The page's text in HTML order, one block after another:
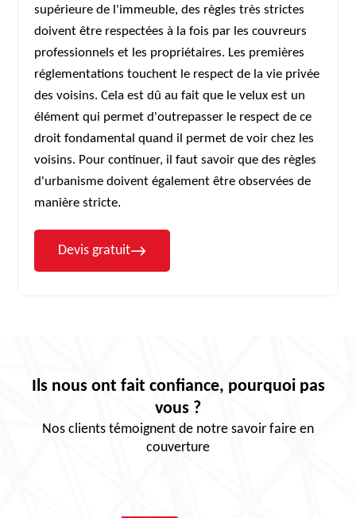
supérieure de l'immeuble, des règles très strictes
doivent être respectées à la fois par les couvreurs
professionnels et les propriétaires. Les premières
réglementations touchent le respect de la vie privée
des voisins. Cela est dû au fait que le velux est un
élément qui permet d'outrepasser le respect de ce
droit fondamental quand il permet de voir chez les
voisins. Pour continuer, il faut savoir que des règles
d'urbanisme doivent également être observées de
manière stricte.
Devis gratuit
Ils nous ont fait confiance, pourquoi pas
vous ?
Nos clients témoignent de notre savoir faire en
couverture